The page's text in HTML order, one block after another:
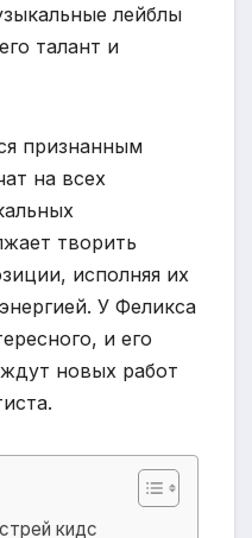
лейблы
талант и
признанным
на всех
творить
исполняя их
У Феликса
и его
новых работ
кидс